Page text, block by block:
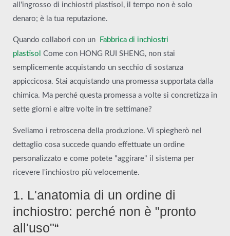
all'ingrosso di inchiostri plastisol, il tempo non è solo
denaro; è la tua reputazione.
Quando collabori con un
Fabbrica di inchiostri
plastisol Come con HONG RUI SHENG, non stai
semplicemente acquistando un secchio di sostanza
appiccicosa. Stai acquistando una promessa supportata dalla
chimica. Ma perché questa promessa a volte si concretizza in
sette giorni e altre volte in tre settimane?
Sveliamo i retroscena della produzione. Vi spiegherò nel
dettaglio cosa succede quando effettuate un ordine
personalizzato e come potete "aggirare" il sistema per
ricevere l'inchiostro più velocemente.
1. L'anatomia di un ordine di
inchiostro: perché non è "pronto
all'uso"“